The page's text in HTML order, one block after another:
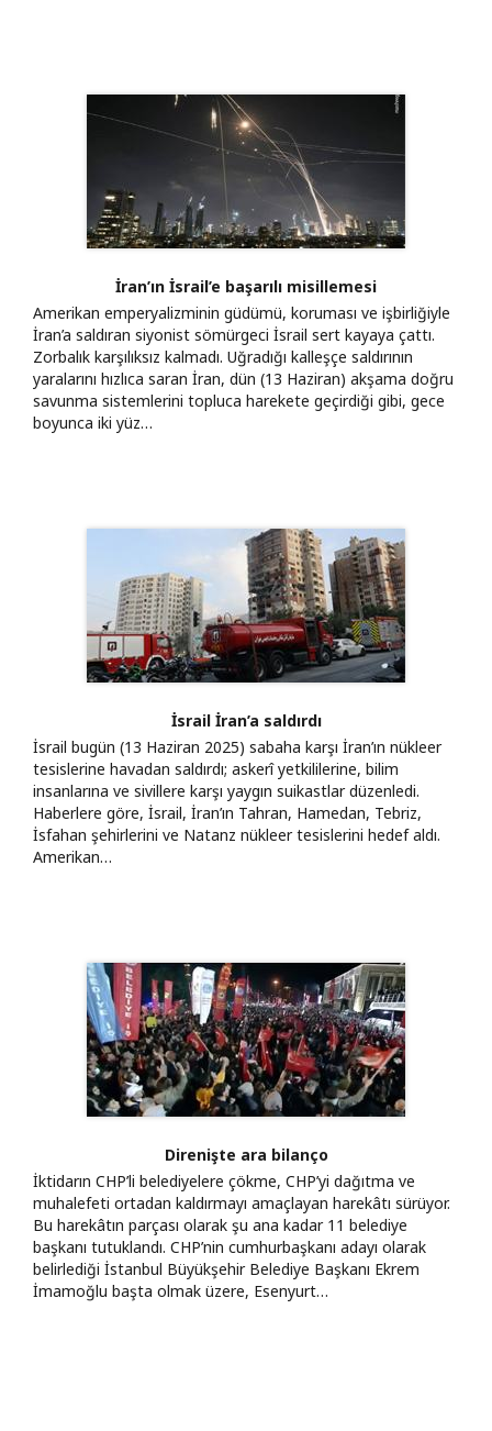
İran’ın İsrail’e başarılı misillemesi
Amerikan emperyalizminin güdümü, koruması ve işbirliğiyle
İran’a saldıran siyonist sömürgeci İsrail sert kayaya çattı.
Zorbalık karşılıksız kalmadı. Uğradığı kalleşçe saldırının
yaralarını hızlıca saran İran, dün (13 Haziran) akşama doğru
savunma sistemlerini topluca harekete geçirdiği gibi, gece
boyunca iki yüz…
İsrail İran’a saldırdı
İsrail bugün (13 Haziran 2025) sabaha karşı İran’ın nükleer
tesislerine havadan saldırdı; askerî yetkililerine, bilim
insanlarına ve sivillere karşı yaygın suikastlar düzenledi.
Haberlere göre, İsrail, İran’ın Tahran, Hamedan, Tebriz,
İsfahan şehirlerini ve Natanz nükleer tesislerini hedef aldı.
Amerikan…
Direnişte ara bilanço
İktidarın CHP’li belediyelere çökme, CHP’yi dağıtma ve
muhalefeti ortadan kaldırmayı amaçlayan harekâtı sürüyor.
Bu harekâtın parçası olarak şu ana kadar 11 belediye
başkanı tutuklandı. CHP’nin cumhurbaşkanı adayı olarak
belirlediği İstanbul Büyükşehir Belediye Başkanı Ekrem
İmamoğlu başta olmak üzere, Esenyurt…